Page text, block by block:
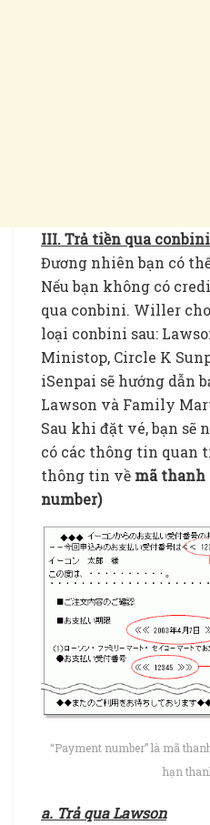
III. Trả tiền qua
Đương nhiên bạn có
Nếu bạn không có
qua conbini. Willer
loại conbini sau:
Ministop, Circle K
iSenpai sẽ hướng dẫn
Lawson và Family
Sau khi đặt vé, bạn sẽ
có các thông tin quan
thông tin về mã thanh
number)
“Payment number” là mã
hạn
a. Trả qua Lawson